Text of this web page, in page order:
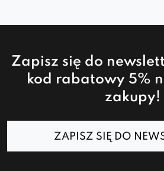
Zapisz się do
kod rabatowy 5%
zakupy!
ZAPISZ SIĘ DO